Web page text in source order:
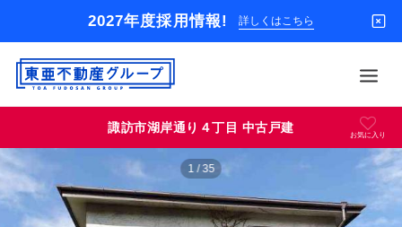
2027年度採用情報! 詳しくはこちら
借りる
買う
店舗
東
亜
グ
プ
諏訪市湖岸通り４丁目 中古戸建
お気に入り
1 /35